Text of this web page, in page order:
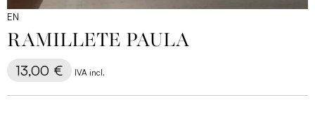
EN
RAMILLETE PAULA
13,00 € IVA incl.